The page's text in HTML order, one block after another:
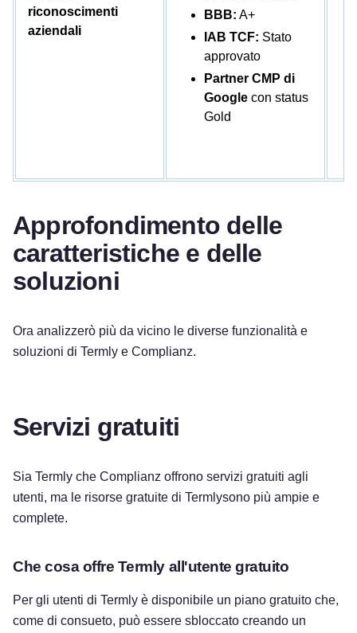
riconoscimenti
aziendali
BBB: A+
IAB TCF: Stato
approvato
Partner CMP di
Google con status
Gold
Approfondimento delle
caratteristiche e delle
soluzioni
Ora analizzerò più da vicino le diverse funzionalità e
soluzioni di Termly e Complianz.
Servizi gratuiti
Sia Termly che Complianz offrono servizi gratuiti agli
utenti, ma le risorse gratuite di Termlysono più ampie e
complete.
Che cosa offre Termly all'utente gratuito
Per gli utenti di Termly è disponibile un piano gratuito che,
come di consueto, può essere sbloccato creando un